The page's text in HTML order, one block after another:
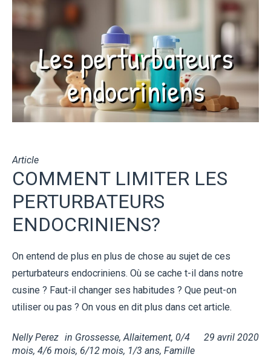
Article
COMMENT LIMITER LES
PERTURBATEURS
ENDOCRINIENS?
On entend de plus en plus de chose au sujet de ces
perturbateurs endocriniens. Où se cache t-il dans notre
cusine ? Faut-il changer ses habitudes ? Que peut-on
utiliser ou pas ? On vous en dit plus dans cet article.
29 avril 2020
Nelly Perez in Grossesse,Allaitement, 0/4
mois, 4/6 mois, 6/12 mois, 1/3 ans, Famille